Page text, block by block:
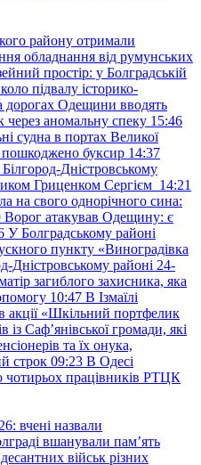
району отримали
обладнання від румунських
простір: у Болградській
підвалу історико-
дорогах Одещини вводять
через аномальну спеку 15:46
судна в портах Великої
пошкоджено буксир 14:37
Дністровському
Гриценком Сергієм 14:21
на свого однорічного сина:
Ворог атакував Одещину: є
У Болградському районі
пункту «Виноградівка
Дністровському районі 24-
загиблого захисника, яка
10:47 В Ізмаїлі
акції «Шкільний портфелик
Саф’янівської громади, які
та їх онука,
строк 09:23 В Одесі
чотирьох працівників РТЦК
вчені назвали
вшанували пам’ять
військ різних